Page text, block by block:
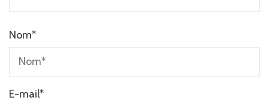
Nom*
E-mail*